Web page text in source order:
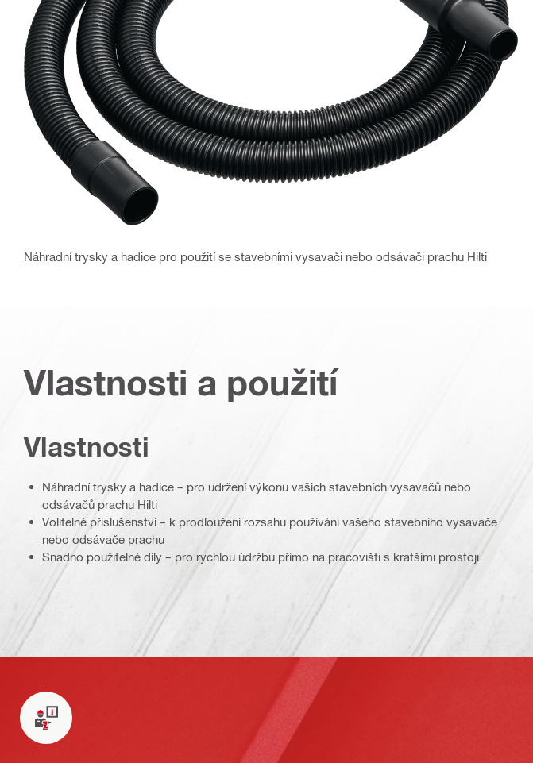
Náhradní trysky a hadice pro použití se stavebními vysavači nebo odsávači prachu Hilti
Vlastnosti a použití
Vlastnosti
Náhradní trysky a hadice – pro udržení výkonu vašich stavebních vysavačů nebo
odsávačů prachu Hilti
Volitelné příslušenství – k prodloužení rozsahu používání vašeho stavebního vysavače
nebo odsávače prachu
Snadno použitelné díly – pro rychlou údržbu přímo na pracovišti s kratšími prostoji